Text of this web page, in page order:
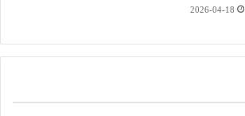
2026-04-18